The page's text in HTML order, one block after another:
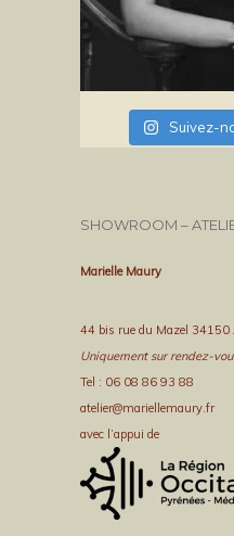
Suivez-
SHOWROOM –
Marielle Maury
44 bis rue du Mazel 34150
Uniquement sur rendez-
Tel : 06 08 86 93 88
atelier@mariellemaury.fr
avec l’appui de